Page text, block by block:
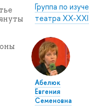
Группа по
театра XX-
Абелюк
Евгения
Семеновна